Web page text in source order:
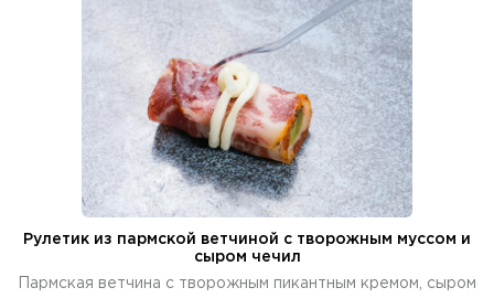
Рулетик из пармской ветчиной с творожным муссом и
сыром чечил
Пармская ветчина с творожным пикантным кремом, сыром